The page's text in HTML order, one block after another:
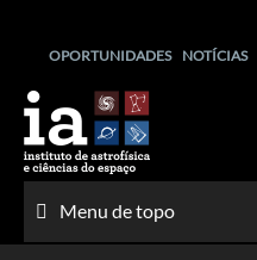
conteúdo
OPORTUNIDADES NOTÍCIAS
Menu de topo